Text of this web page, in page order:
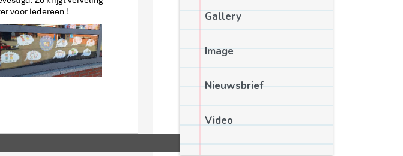
Gallery
Image
Nieuwsbrief
Video